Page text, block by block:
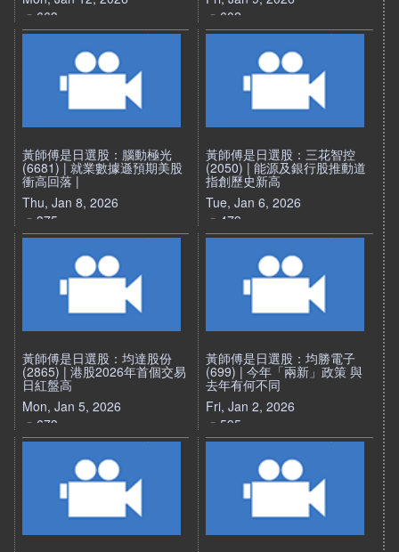
663
602
黃師傅是日選股：腦動極光
(6681) | 就業數據遜預期美股
衝高回落 |
Thu, Jan 8, 2026
375
黃師傅是日選股：三花智控
(2050) | 能源及銀行股推動道
指創歷史新高
Tue, Jan 6, 2026
479
黃師傅是日選股：均達股份
(2865) | 港股2026年首個交易
日紅盤高
Mon, Jan 5, 2026
673
黃師傅是日選股：均勝電子
(699) | 今年「兩新」政策 與
去年有何不同
Fri, Jan 2, 2026
595